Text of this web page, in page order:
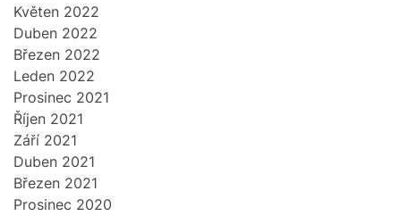
Květen 2022
Duben 2022
Březen 2022
Leden 2022
Prosinec 2021
Říjen 2021
Září 2021
Duben 2021
Březen 2021
Prosinec 2020